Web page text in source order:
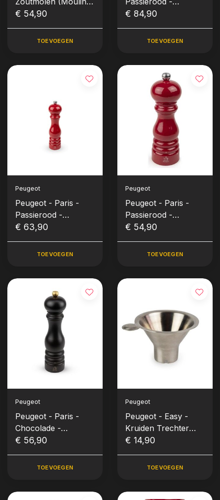
Sel) (Graphite 11cm)
€ 54,90
TOEVOEGEN
Zoutmolen (30 cm)
€ 84,90
TOEVOEGEN
Peugeot
Peugeot - Paris -
Passierood -
Zoutmolen (22 cm)
€ 63,90
TOEVOEGEN
Peugeot
Peugeot - Paris -
Passierood -
Zoutmolen (18 cm)
€ 54,90
TOEVOEGEN
Peugeot
Peugeot - Paris -
Chocolade -
Pepermolen (22 cm)
€ 56,90
TOEVOEGEN
Peugeot
Peugeot - Easy -
Kruiden Trechter
(INOX)
€ 14,90
TOEVOEGEN